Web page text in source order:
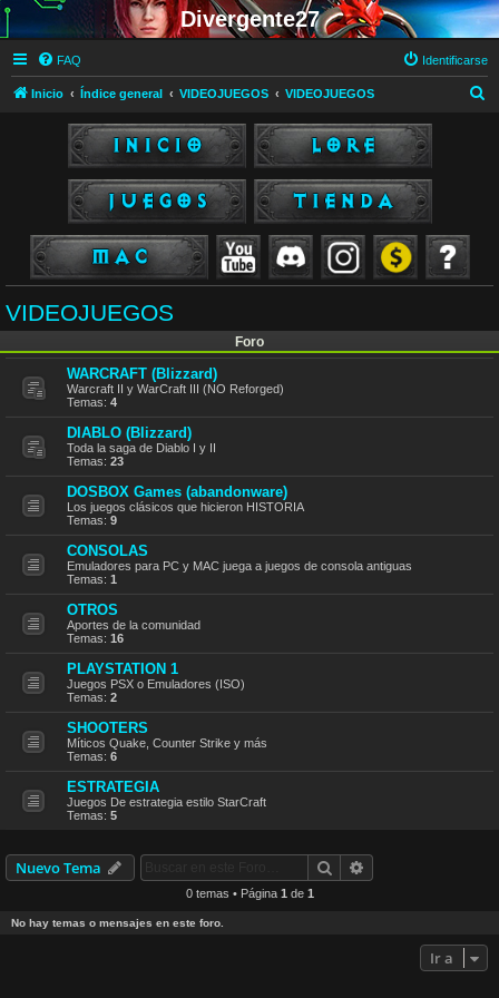
Divergente27
FAQ Identificarse
Inicio Índice general VIDEOJUEGOS VIDEOJUEGOS
VIDEOJUEGOS
Foro
WARCRAFT (Blizzard)
Warcraft II y WarCraft III (NO Reforged)
Temas: 4
DIABLO (Blizzard)
Toda la saga de Diablo I y II
Temas: 23
DOSBOX Games (abandonware)
Los juegos clásicos que hicieron HISTORIA
Temas: 9
CONSOLAS
Emuladores para PC y MAC juega a juegos de consola antiguas
Temas: 1
OTROS
Aportes de la comunidad
Temas: 16
PLAYSTATION 1
Juegos PSX o Emuladores (ISO)
Temas: 2
SHOOTERS
Míticos Quake, Counter Strike y más
Temas: 6
ESTRATEGIA
Juegos De estrategia estilo StarCraft
Temas: 5
Nuevo Tema Buscar
0 temas • Página 1 de 1
No hay temas o mensajes en este foro.
Ir a